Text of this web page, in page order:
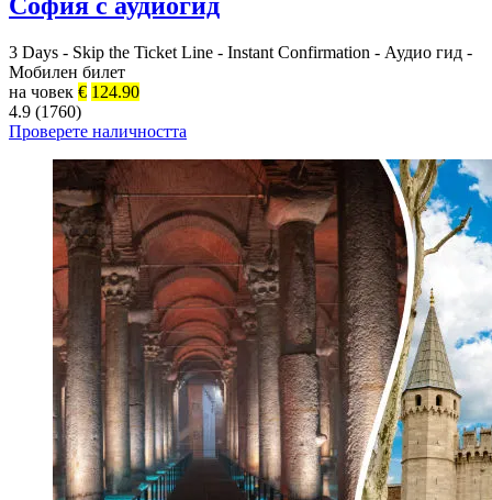
София с аудиогид
3 Days - Skip the Ticket Line - Instant Confirmation - Аудио гид -
Мобилен билет
на човек € 124.90
4.9 (1760)
Проверете наличността